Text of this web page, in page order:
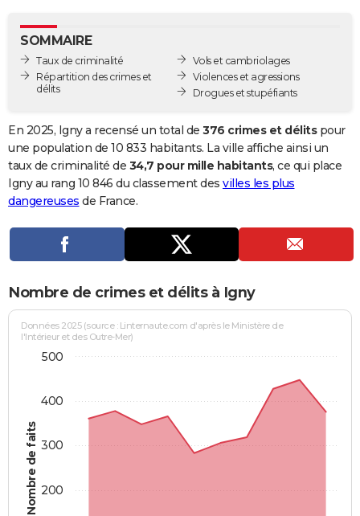
GUIDES D'ACHAT
BONS PLANS
Carte de Noël
Carte Bonne année
Carte Saint-Valentin
Carte Pâques
Carte d'anniversaire
DICTIONNAIRE
Dictionnaire
Biographies
Citations
Expressions
Proverbes
PROGRAMME TV
Se connecter
Entreprises
Service militaire
Avis de recherche
AVIS DE DÉCÈS
Bricolage
Lifestyle
Culture
Sport
Auto
Television
Voyage
Cinema
SOMMAIRE
Taux de criminalité
Répartition des crimes et
délits
Vols et cambriolages
Violences et agressions
Drogues et stupéfiants
En 2025, Igny a recensé un total de 376 crimes et délitspour
une population de 10 833 habitants. La ville affiche ainsi un
taux de criminalité de 34,7 pour mille habitants, ce qui place
Igny au rang 10 846 du classement des villes les plus
dangereuses de France.
Nombre de crimes et délits à Igny
Nombre de faits
Données 2025 (source : Linternaute.com d'après le Ministère de
l'Intérieur et des Outre-Mer)
200
300
400
500